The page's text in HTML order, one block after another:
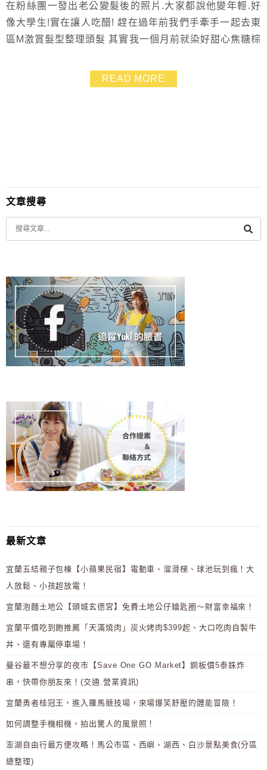
在粉絲團一發出老公變髮後的照片.大家都說他變年輕.好
像大學生!實在讓人吃醋! 趕在過年前我們手牽手一起去東
區M激賞髮型整理頭髮 其實我一個月前就染好甜心焦糖棕
啡髮色.我則是頭皮SPA加護髮 明明就已經老大不小.老公
染燙竟然整個人散發出少年A的氣質呢! 氣呀~~~ 只能說
READ MORE
文章搜尋
最新文章
宜蘭五結親子包棟【小蘋果民宿】電動車、溜滑梯、球池玩到瘋！大
人放鬆、小孩超放電！
宜蘭泡麵土地公【頭城玄德宮】免費土地公仔鑰匙圈～財富幸福來！
宜蘭平價吃到飽推薦「天滿燒肉」炭火烤肉$399起、大口吃肉自製牛
丼、還有專屬停車場！
曼谷最不想分享的夜市【Save One GO Market】銅板價5泰銖炸
串，快帶你朋友來！(交通.營業資訊)
宜蘭勇者桂冠王，進入羅馬競技場，來場爆笑舒壓的體能冒險！
如何調整手機相機，拍出驚人的風景照！
澎湖自由行最方便攻略！馬公市區、西嶼、湖西、白沙景點美食(分區
總整理)